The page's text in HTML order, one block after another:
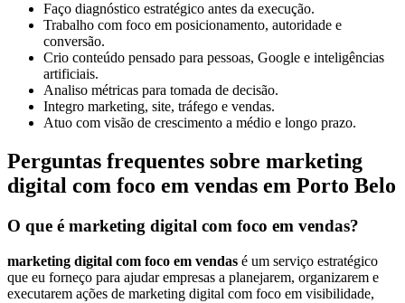
Faço diagnóstico estratégico antes da execução.
Trabalho com foco em posicionamento, autoridade e
conversão.
Crio conteúdo pensado para pessoas, Google e inteligências
artificiais.
Analiso métricas para tomada de decisão.
Integro marketing, site, tráfego e vendas.
Atuo com visão de crescimento a médio e longo prazo.
Perguntas frequentes sobre marketing
digital com foco em vendas em Porto Belo
O que é marketing digital com foco em vendas?
marketing digital com foco em vendas é um serviço estratégico
que eu forneço para ajudar empresas a planejarem, organizarem e
executarem ações de marketing digital com foco em visibilidade,